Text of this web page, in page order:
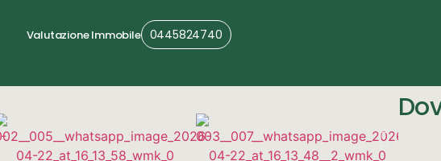
Valutazione Immobile 0445824740